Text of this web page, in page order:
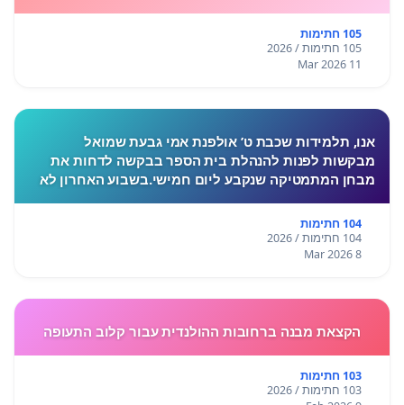
105 חתימות
105 חתימות / 2026
11 Mar 2026
אנו, תלמידות שכבת ט’ אולפנת אמי גבעת שמואל
מבקשות לפנות להנהלת בית הספר בבקשה לדחות את
מבחן המתמטיקה שנקבע ליום חמישי.בשבוע האחרון לא
חוות לחץ, מתח ו
104 חתימות
104 חתימות / 2026
8 Mar 2026
הקצאת מבנה ברחובות ההולנדית עבור קלוב התעופה
103 חתימות
103 חתימות / 2026